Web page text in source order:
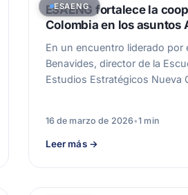
ESAENG
ESAENG fortalece la
Colombia en los asuntos
En un encuentro liderado por
Benavides, director de la
Estudios Estratégicos Nueva
16 de marzo de 2026•1 min
Leer más →